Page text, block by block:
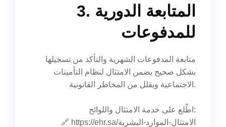
3. المتابعة الدورية
للمدفوعات
متابعة المدفوعات الشهرية والتأكد من تسجيلها
بشكل صحيح يضمن الامتثال لنظام التأمينات
الاجتماعية ويقلل من المخاطر القانونية.
اطّلع على خدمة الامتثال واللوائح:
🔗
https://ehr.sa/الامتثال-الموارد-البشرية